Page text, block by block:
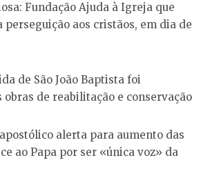
Fundação Ajuda à Igreja que
perseguição aos cristãos, em dia de
de São João Baptista foi
obras de reabilitação e conservação
alerta para aumento das
ao Papa por ser «única voz» da